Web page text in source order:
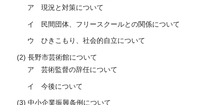
ア 現況と対策について
イ 民間団体、フリースクールとの関係について
ウ ひきこもり、社会的自立について
(2) 長野市芸術館について
ア 芸術監督の辞任について
イ 今後について
(3) 中小企業振興条例について